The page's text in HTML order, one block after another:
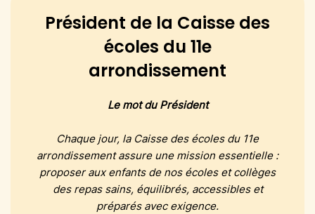
Président de la Caisse des
écoles du 11e
arrondissement
Le mot du Président
Chaque jour, la Caisse des écoles du 11e
arrondissement assure une mission essentielle :
proposer aux enfants de nos écoles et collèges
des repas sains, équilibrés, accessibles et
préparés avec exigence.